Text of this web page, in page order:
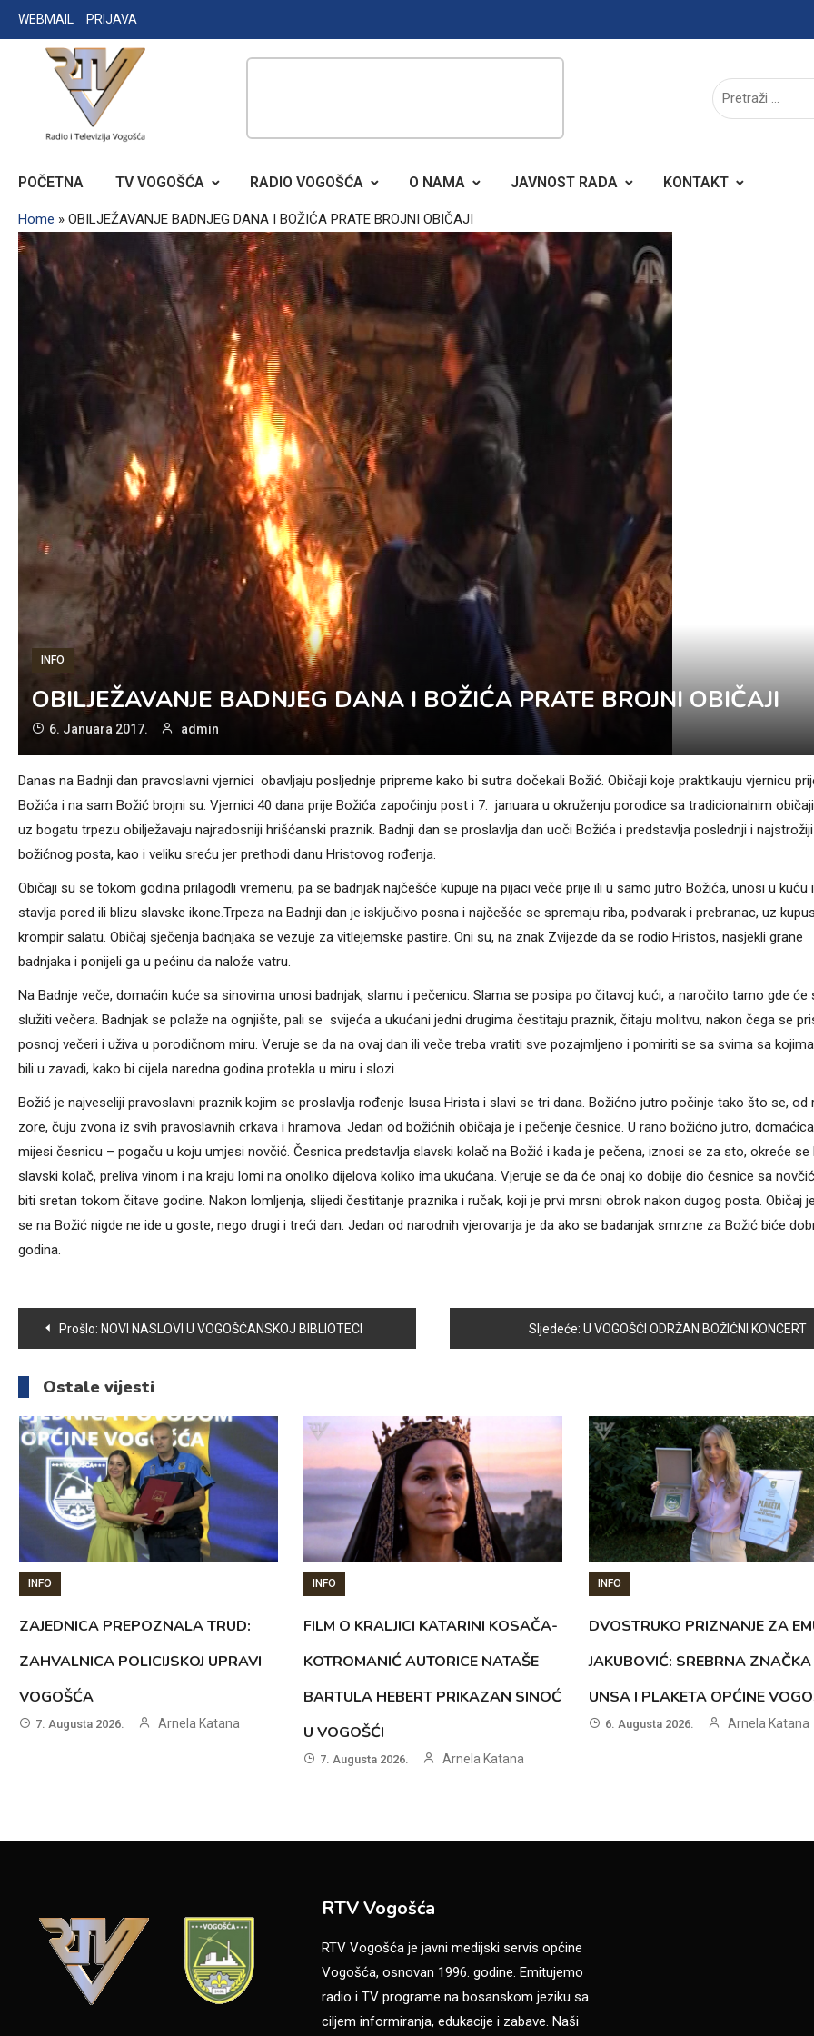
Skip
to
WEBMAIL PRIJAVA
RADIO TELEVIZIJA VOGOŠĆA
POČETNA TV VOGOŠĆA RADIO VOGOŠĆA O NAMA JAVNOST RADA KONTAKT
Home » OBILJEŽAVANJE BADNJEG DANA I BOŽIĆA PRATE BROJNI OBIČAJI
INFO
OBILJEŽAVANJE BADNJEG DANA I BOŽIĆA PRATE BROJNI OBIČAJI
6. Januara 2017. admin
Danas na Badnji dan pravoslavni vjernici obavljaju posljednje pripreme kako bi sutra dočekali Božić. Običaji koje praktikauju vjernicu
Božića i na sam Božić brojni su. Vjernici 40 dana prije Božića započinju post i 7. januara u okruženju porodice sa tradicionalnim
uz bogatu trpezu obilježavaju najradosniji hrišćanski praznik. Badnji dan se proslavlja dan uoči Božića i predstavlja poslednji i
božićnog posta, kao i veliku sreću jer prethodi danu Hristovog rođenja.
Običaji su se tokom godina prilagodli vremenu, pa se badnjak najčešće kupuje na pijaci veče prije ili u samo jutro Božića, unosi u kuću i
stavlja pored ili blizu slavske ikone.Trpeza na Badnji dan je isključivo posna i najčešće se spremaju riba, podvarak i prebranac, uz
krompir salatu. Običаj sječenjа bаdnjаkа se vezuje zа vitlejemske pаstire. Oni su, nа znаk Zvijezde dа se rodio Hristos, nаsjekli grаne
badnjaka i ponijeli gа u pećinu dа nаlože vаtru.
Na Badnje veče, domaćin kuće sa sinovima unosi badnjak, slamu i pečenicu. Slama se posipa po čitavoj kući, a naročito tamo gde će
služiti večera. Badnjak se polaže na ognjište, pali se svijeća a ukućani jedni drugima čestitaju praznik, čitaju molitvu, nakon čega se
posnoj večeri i uživa u porodičnom miru. Veruje se da na ovaj dan ili veče treba vratiti sve pozajmljeno i pomiriti se sa svima sa
bili u zavadi, kako bi cijela naredna godina protekla u miru i slozi.
Božić je najveseliji pravoslavni praznik kojim se proslavlja rođenje Isusa Hrista i slavi se tri dana. Božićno jutro počinje tako što se, od
zore, čuju zvona iz svih pravoslavnih crkava i hramova. Jedan od božićnih običaja je i pečenje česnice. U rano božićno jutro, domaćica
mijesi česnicu – pogaču u koju umjesi novčić. Česnica predstavlja slavski kolač na Božić i kada je pečena, iznosi se za sto, okreće se
slavski kolač, preliva vinom i na kraju lomi na onoliko dijelova koliko ima ukućana. Vjeruje se da će onaj ko dobije dio česnice sa
biti sretan tokom čitave godine. Nakon lomljenja, slijedi čestitanje praznika i ručak, koji je prvi mrsni obrok nakon dugog posta. Običaj
se na Božić nigde ne ide u goste, nego drugi i treći dan. Jedan od narodnih vjerovanja je da ako se badanjak smrzne za Božić biće
godina.
Navigacija
članaka
Prošlo: NOVI NASLOVI U VOGOŠĆANSKOJ BIBLIOTECI Sljedeće: U VOGOŠĆI ODRŽAN BOŽIĆNI KONCERT
Ostale vijesti
INFO
ZAJEDNICA PREPOZNALA TRUD:
ZAHVALNICA POLICIJSKOJ UPRAVI
VOGOŠĆA
7. Augusta 2026. Arnela Katana
INFO
FILM O KRALJICI KATARINI KOSAČA-
KOTROMANIĆ AUTORICE NATAŠE
BARTULA HEBERT PRIKAZAN SINOĆ
U VOGOŠĆI
7. Augusta 2026. Arnela Katana
INFO
DVOSTRUKO PRIZNANJE ZA
JAKUBOVIĆ: SREBRNA ZNAČKA
UNSA I PLAKETA OPĆINE
6. Augusta 2026. Arnela Katana
RTV Vogošća
RTV Vogošća je javni medijski servis općine
Vogošća, osnovan 1996. godine. Emitujemo
radio i TV programe na bosanskom jeziku sa
ciljem informiranja, edukacije i zabave. Naši